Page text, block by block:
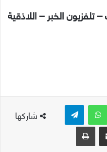
الخبر – اللاذقية
شاركها
بينتيريست واتساب
مشاركة عبر البريد طباعة